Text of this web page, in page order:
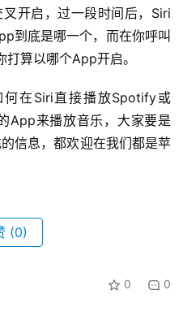
开启，过一段时间后，Siri
到底是哪一个，而在你呼叫
算以哪个App开启。
在Siri直接播放Spotify或
App来播放音乐，大家要是
信息，都欢迎在我们都是苹
(0)
0 0